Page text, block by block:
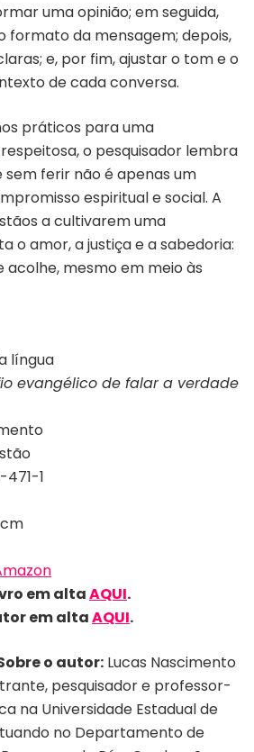
uma opinião; em seguida,
formato da mensagem; depois,
e, por fim, ajustar o tom e o
de cada conversa.
práticos para uma
o pesquisador lembra
ferir não é apenas um
espiritual e social. A
a cultivarem uma
o amor, a justiça e a sabedoria:
acolhe, mesmo em meio às
língua
evangélico de falar a verdade
1
em altaAQUI.
em altaAQUI.
o autor: Lucas Nascimento
pesquisador e professor-
na Universidade Estadual de
no Departamento de